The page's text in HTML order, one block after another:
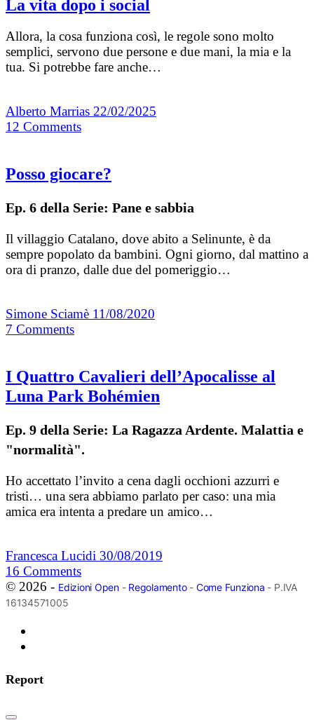
La vita dopo i social
Allora, la cosa funziona così, le regole sono molto
semplici, servono due persone e due mani, la mia e la
tua. Si potrebbe fare anche…
Alberto Marrias 22/02/2025
12 Comments
Posso giocare?
Ep. 6 della Serie: Pane e sabbia
Il villaggio Catalano, dove abito a Selinunte, è da
sempre popolato da bambini. Ogni giorno, dal mattino a
ora di pranzo, dalle due del pomeriggio…
Simone Sciamè 11/08/2020
7 Comments
I Quattro Cavalieri dell’Apocalisse al
Luna Park Bohémien
Ep. 9 della Serie: La Ragazza Ardente. Malattia e
"normalità".
Ho accettato l’invito a cena dagli occhioni azzurri e
tristi… una sera abbiamo parlato per caso: una mia
amica era intenta a predare un amico…
Francesca Lucidi 30/08/2019
16 Comments
© 2026 - Edizioni Open- Regolamento- Come Funziona - P.IVA
16134571005
Report